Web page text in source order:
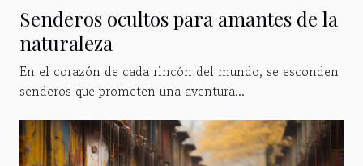
Senderos ocultos para amantes de la
naturaleza
En el corazón de cada rincón del mundo, se esconden
senderos que prometen una aventura...